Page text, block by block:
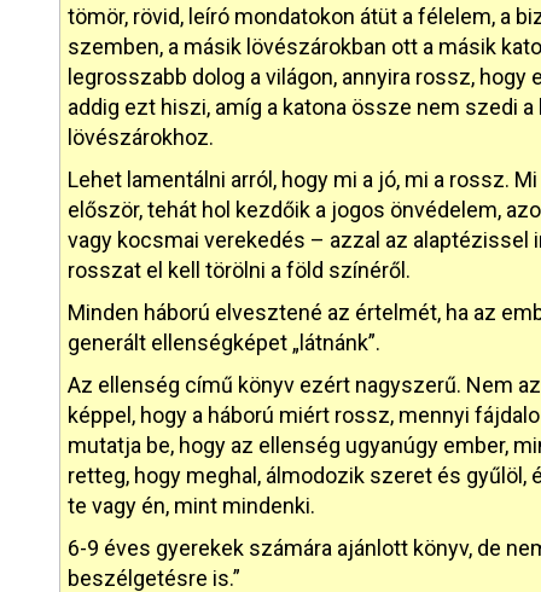
tömör, rövid, leíró mondatokon átüt a félelem, a
szemben, a másik lövészárokban ott a másik
legrosszabb dolog a világon, annyira rossz,
addig ezt hiszi, amíg a katona össze nem szedi
lövészárokhoz.
Lehet lamentálni arról, hogy mi a jó, mi a rossz.
először, tehát hol kezdőik a jogos önvédelem,
vagy kocsmai verekedés – azzal az alaptézissel
rosszat el kell törölni a föld színéről.
Minden háború elvesztené az értelmét, ha az
generált ellenségképet „látnánk”.
Az ellenség című könyv ezért nagyszerű. Nem
képpel, hogy a háború miért rossz, mennyi
mutatja be, hogy az ellenség ugyanúgy ember,
retteg, hogy meghal, álmodozik szeret és gyűlöl,
te vagy én, mint mindenki.
6-9 éves gyerekek számára ajánlott könyv, de
beszélgetésre is.”